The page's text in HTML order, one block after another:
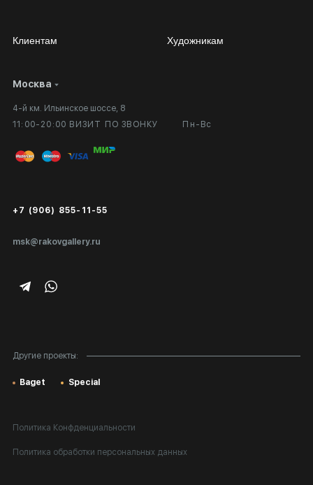
Москва
4-й км. Ильинское шоссе, 8
11:00-20:00 ВИЗИТ ПО ЗВОНКУ
Пн-Вс
msk@rakovgallery.ru
+7 (906) 855-11-55
Другие проекты:
Baget Special
Клиентам
Личный кабинет
Вопросы и ответы
Публичная оферта
Экспертиза/Вывоз за границу
Подарочные сертификаты
Художникам
Сотрудничество
Выставка в галерее
Политика Конфденциальности
Политика обработки персональных данных